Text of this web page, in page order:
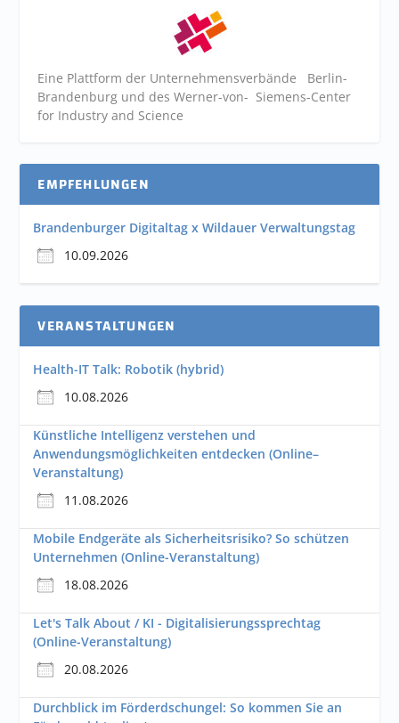
Eine Plattform der Unternehmensverbände Berlin-
Brandenburg und des Werner-von- Siemens-Center
for Industry and Science
EMPFEHLUNGEN
Brandenburger Digitaltag x Wildauer Verwaltungstag
10.09.2026
VERANSTALTUNGEN
Health-IT Talk: Robotik (hybrid)
10.08.2026
Künstliche Intelligenz verstehen und
Anwendungsmöglichkeiten entdecken (Online–
Veranstaltung)
11.08.2026
Mobile Endgeräte als Sicherheitsrisiko? So schützen
Unternehmen (Online-Veranstaltung)
18.08.2026
Let's Talk About / KI - Digitalisierungssprechtag
(Online-Veranstaltung)
20.08.2026
Durchblick im Förderdschungel: So kommen Sie an